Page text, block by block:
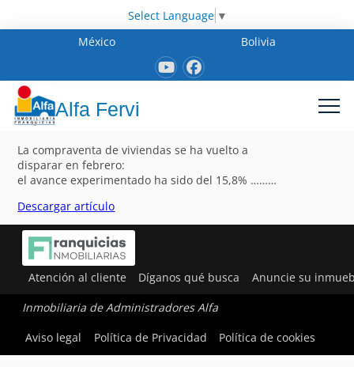
Select Language ▼
México
Bolivia
Alfa Fervi
La compraventa de viviendas se ha vuelto a
disparar en febrero:
el avance experimentado ha sido del 15,8% ………
Descargar artículo
Atención al cliente Díganos qué busca Anuncie su
Inmobiliaria de Administradores Alfa
Aviso legal
Política de Privacidad Política de cookies